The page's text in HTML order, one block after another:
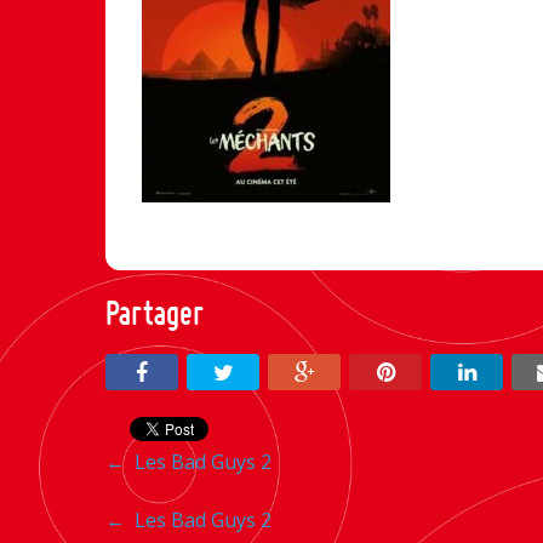
Partager
Navigation
entre
←Les Bad Guys 2
Navigation
← Les Bad Guys 2